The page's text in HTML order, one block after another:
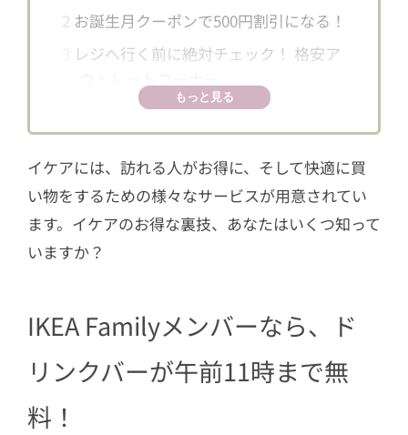
2 お誕生月クーポンで500円割引になる！
レジへ行く前に絶対チェック！ 格安ア
荷物は無料ロッカーに預けて、身軽に
買い物しよう
5不要になったイケアの家具や電動工具
は、買い取ってもらえる
無料WiFiが店内全てのエリアで使える
7 組み立て済みでも、未使用品は365日以
8あの人気メニューについているマッシ
ュポテトは、変更できる！
9まずは90日間試せる。枕、掛け布団、
もっと見る
イケアには、訪れる人がお得に、そして快適に買
い物をするための様々なサービスが用意されてい
ます。イケアのお得な裏技、あなたはいくつ知って
いますか？
IKEA Familyメンバーなら、ド
リンクバーが午前11時まで無
料！